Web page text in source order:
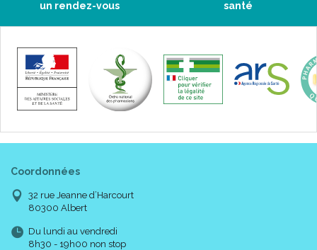
un rendez-vous
santé
Coordonnées
32 rue Jeanne d’Harcourt
80300 Albert
Du lundi au vendredi
8h30 - 19h00 non stop